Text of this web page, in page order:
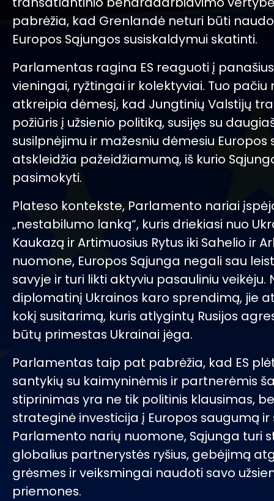
pabrėžia, kad Grenlandė neturi būti
Europos Sąjungos susiskaldymui skatinti.
Parlamentas ragina ES reaguoti į
vieningai, ryžtingai ir kolektyviai. Tuo pačiu
atkreipia dėmesį, kad Jungtinių Valstijų
požiūris į užsienio politiką, susijęs su
susilpnėjimu ir mažesniu dėmesiu Europos
atskleidžia pažeidžiamumą, iš kurio
pasimokyti.
Plateso kontekste, Parlamento nariai
„nestabilumo lanką“, kuris driekiasi nuo
Kaukazą ir Artimuosius Rytus iki Sahelio ir
nuomone, Europos Sąjunga negali sau
savyje ir turi likti aktyviu pasauliniu veikėju.
diplomatinį Ukrainos karo sprendimą, jie
kokį susitarimą, kuris atlygintų Rusijos
būtų primestas Ukrainai jėga.
Parlamentas taip pat pabrėžia, kad ES
santykių su kaimyninėmis ir partnerėmis
stiprinimas yra ne tik politinis klausimas,
strateginė investicija į Europos saugumą
Parlamento narių nuomone, Sąjunga turi
globalius partnerystės ryšius, gebėjimą
grėsmes ir veiksmingai naudoti savo
priemones.